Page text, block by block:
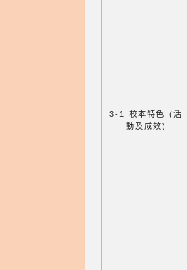
3-1 校本特色 (活
動及成效)